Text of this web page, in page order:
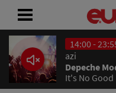
14:00 -
azi
Depeche
It's No Good
ACASĂ
ȘTIRI